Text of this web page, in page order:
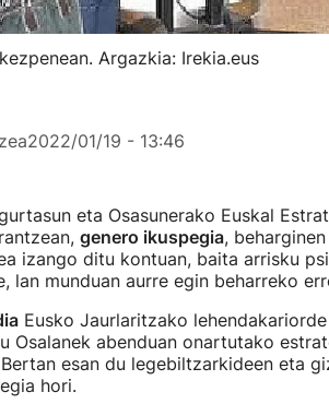
Argazkia: Irekia.eus
2022/01/19 - 13:46
eta Osasunerako Euskal
genero ikuspegia, beharginen
izango ditu kontuan, baita arrisku
lan munduan aurre egin beharreko
Eusko Jaurlaritzako
Osalanek abenduan onartutako
esan du legebiltzarkideen eta
hori.